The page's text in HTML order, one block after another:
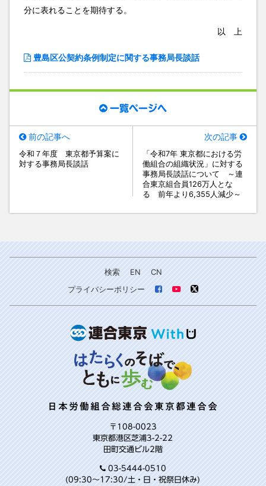
分に表れることを期待する。
以 上
豊島区公契約条例制定に関する事務局長談話
一覧ページへ
前の記事へ
令和７年度 東京都予算案に
対する事務局長談話
次の記事
「令和7年 東京都における労
働組合の組織状況」に対する
事務局長談話について ～連
合東京組合員126万人とな
る 前年より6,355人減少～
検索 EN
CN
プライバシーポリシー
日本労働組合総連合会東京都連合会
〒108-0023
東京都港区芝浦3-2-22
田町交通ビル2階
03-5444-0510
(09:30～17:30/土・日・祝祭日休み)